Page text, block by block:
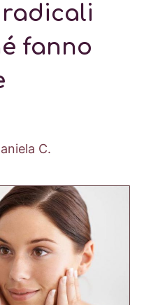
radicali
fanno
C.